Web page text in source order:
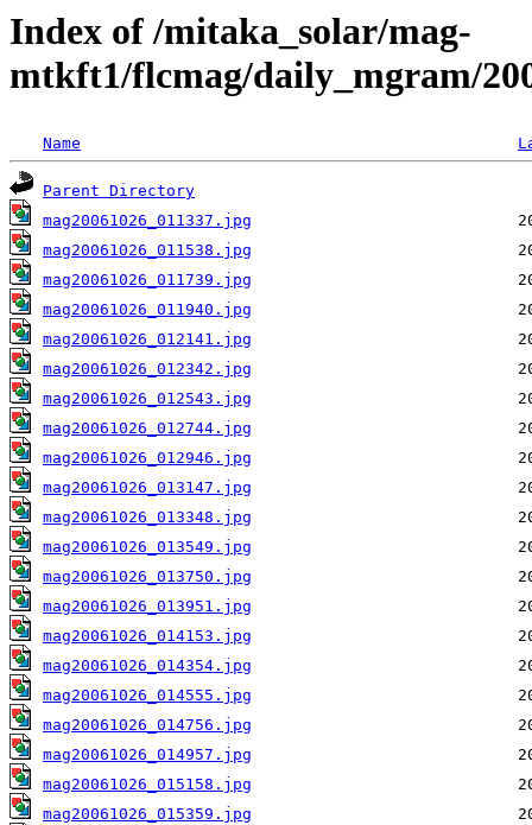
Index of /mitaka_solar/mag-
mtkft1/flcmag/daily_mgram/
Name
Parent Directory
mag20061026_011337.jpg
mag20061026_011538.jpg
mag20061026_011739.jpg
mag20061026_011940.jpg
mag20061026_012141.jpg
mag20061026_012342.jpg
mag20061026_012543.jpg
mag20061026_012744.jpg
mag20061026_012946.jpg
mag20061026_013147.jpg
mag20061026_013348.jpg
mag20061026_013549.jpg
mag20061026_013750.jpg
mag20061026_013951.jpg
mag20061026_014153.jpg
mag20061026_014354.jpg
mag20061026_014555.jpg
mag20061026_014756.jpg
mag20061026_014957.jpg
mag20061026_015158.jpg
mag20061026_015359.jpg